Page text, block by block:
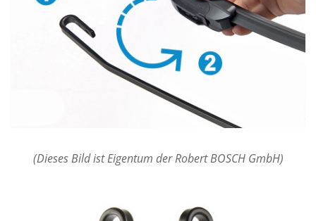
(Dieses Bild ist Eigentum der Robert BOSCH GmbH)